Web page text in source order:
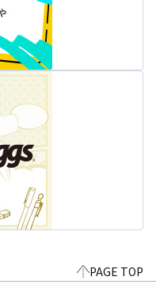
PAGE TOP